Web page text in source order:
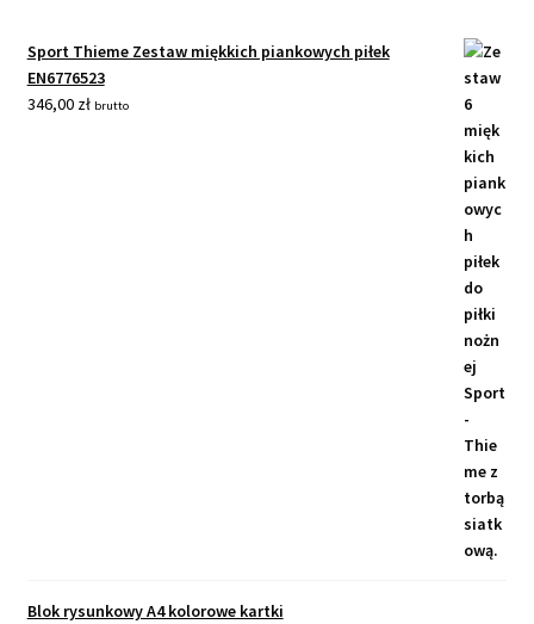
Sport Thieme Zestaw miękkich piankowych piłek
EN6776523
346,00 zł brutto
Blok rysunkowy A4 kolorowe kartki